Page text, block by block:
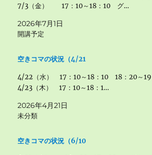
7/3（金） 17：10～18：10 グ…
2026年7月1日
開講予定
空きコマの状況（4/21
4/22（水） 17：10～18：10 18：20～
4/23（木） 17：10～18：1…
2026年4月21日
未分類
空きコマの状況（6/10